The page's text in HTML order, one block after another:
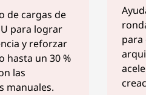
de cargas de
para lograr
y reforzar
hasta un 30 %
las
manuales.
para